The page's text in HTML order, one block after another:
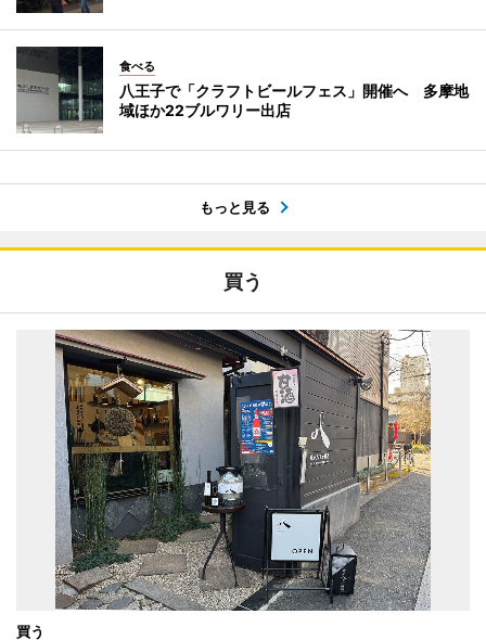
食べる
八王子で「クラフトビールフェス」開催へ 多摩地
域ほか22ブルワリー出店
もっと見る
買う
買う